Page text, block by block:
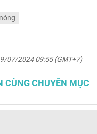
07/2024 09:55 (GMT+7)
CÙNG CHUYÊN MỤC